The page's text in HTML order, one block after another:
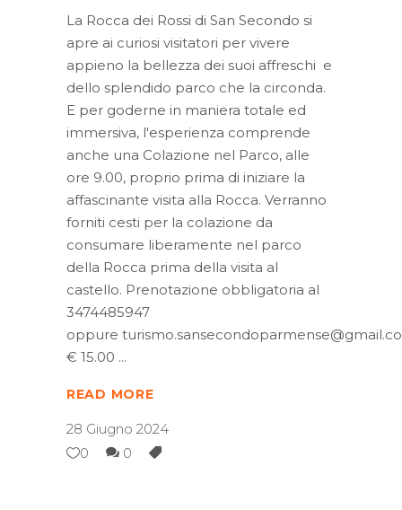
La Rocca dei Rossi di San Secondo si
apre ai curiosi visitatori per vivere
appieno la bellezza dei suoi affreschi e
dello splendido parco che la circonda.
E per goderne in maniera totale ed
immersiva, l'esperienza comprende
anche una Colazione nel Parco, alle
ore 9.00, proprio prima di iniziare la
affascinante visita alla Rocca. Verranno
forniti cesti per la colazione da
consumare liberamente nel parco
della Rocca prima della visita al
castello. Prenotazione obbligatoria al
3474485947
oppure
€ 15.00
READ MORE
28 Giugno 2024
0
0